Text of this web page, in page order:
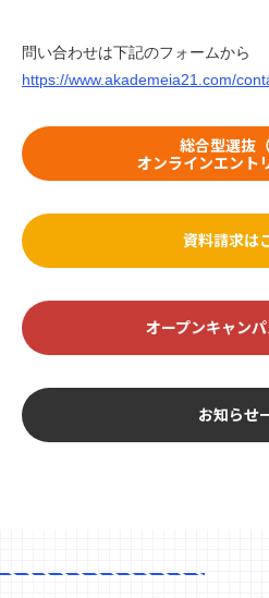
問い合わせは下記のフォームから
https://www.akademeia21.com/
総合型選抜（
オンラインエント
資料請求は
オープンキャン
お知らせ